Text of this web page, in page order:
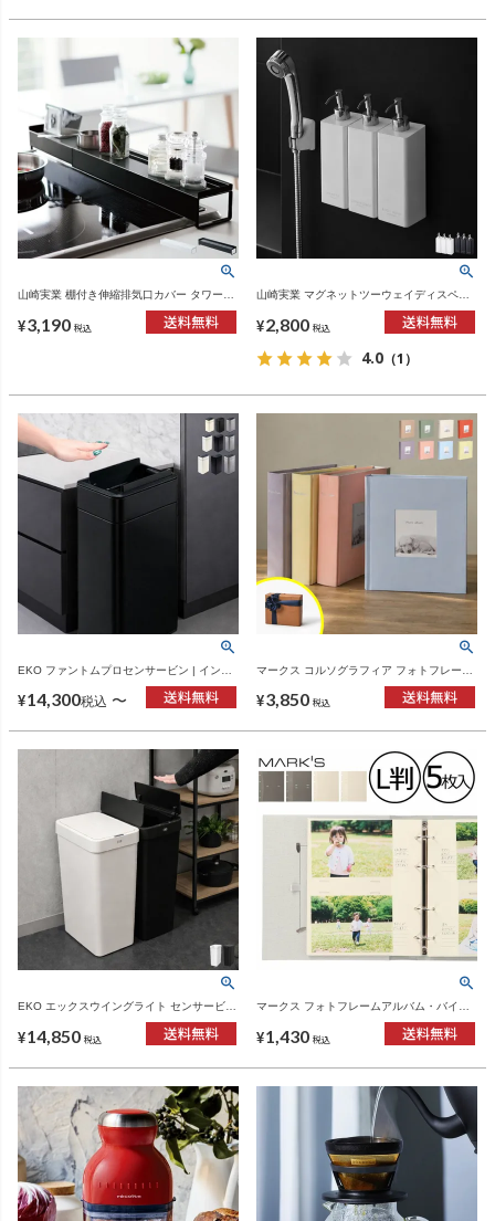
山崎実業 棚付き伸縮排気口カバー タワー
tower | キッチン雑貨・タワーシリーズ
¥3,190 税込
山崎実業 マグネットツーウェイディスペン
サー タワー tower | バスグッズ・タワーシリ
ーズ
¥2,800 税込
4.0 （1）
EKO ファントムプロセンサービン | インテ
¥14,300税込 〜
マークス コルソグラフィア フォトフレーム
¥3,850 税込
EKO エックスウイングライト センサービン
50L | インテリア雑貨・ゴミ箱
¥14,850 税込
マークス フォトフレームアルバム・バイン
ダー式 ポケットリフィル ポストカードサイ
ズ・L判サイズ MARK'S | フォトフレームア
ルバム・アルバム
¥1,430 税込